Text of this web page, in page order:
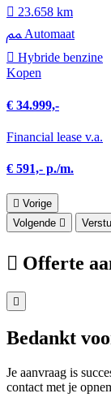
23.658 km
Automaat
Hybride benzine
Kopen
€ 34.999,-
Financial lease v.a.
€ 591,- p./m.
Vorige
Volgende
Offerte
Bedankt
Je aanvraag is
contact met je